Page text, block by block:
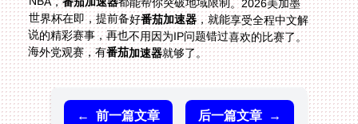
都能帮你突破地域限制。2026美加墨
世界杯在即，提前备好番茄加速器，就能享受全程中文解
说的精彩赛事，再也不用因为IP问题错过喜欢的比赛了。
海外党观赛，有番茄加速器就够了。
← 前一篇文章 后一篇文章 →